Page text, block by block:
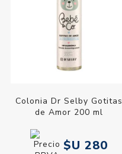
Colonia Dr Selby Gotitas
de Amor 200 ml
$U 280